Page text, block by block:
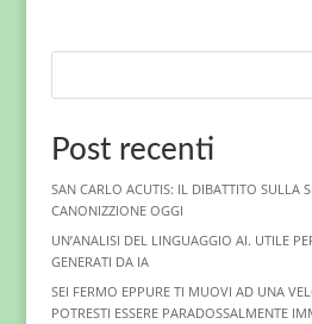
Post recenti
SAN CARLO ACUTIS: IL DIBATTITO SULLA
CANONIZZIONE OGGI
UN’ANALISI DEL LINGUAGGIO AI. UTILE
GENERATI DA IA
SEI FERMO EPPURE TI MUOVI AD UNA
POTRESTI ESSERE PARADOSSALMENTE